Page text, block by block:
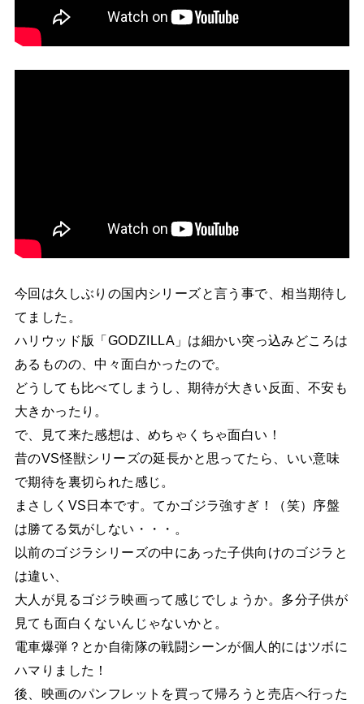
今回は久しぶりの国内シリーズと言う事で、相当期待し
てました。
ハリウッド版「GODZILLA」は細かい突っ込みどころは
あるものの、中々面白かったので。
どうしても比べてしまうし、期待が大きい反面、不安も
大きかったり。
で、見て来た感想は、めちゃくちゃ面白い！
昔のVS怪獣シリーズの延長かと思ってたら、いい意味
で期待を裏切られた感じ。
まさしくVS日本です。てかゴジラ強すぎ！（笑）序盤
は勝てる気がしない・・・。
以前のゴジラシリーズの中にあった子供向けのゴジラと
は違い、
大人が見るゴジラ映画って感じでしょうか。多分子供が
見ても面白くないんじゃないかと。
電車爆弾？とか自衛隊の戦闘シーンが個人的にはツボに
ハマりました！
後、映画のパンフレットを買って帰ろうと売店へ行った